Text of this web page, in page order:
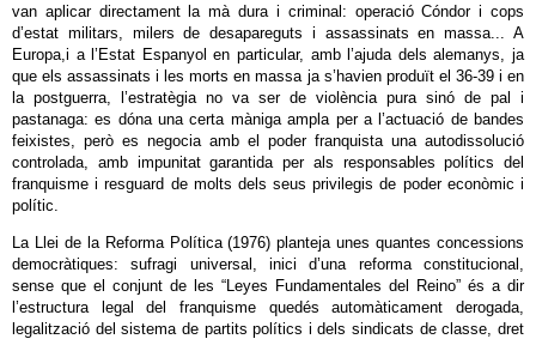
van aplicar directament la mà dura i criminal: operació Cóndor i cops
d’estat militars, milers de desapareguts i assassinats en massa... A
Europa,i a l’Estat Espanyol en particular, amb l’ajuda dels alemanys, ja
que els assassinats i les morts en massa ja s’havien produït el 36-39 i en
la postguerra, l’estratègia no va ser de violència pura sinó de pal i
pastanaga: es dóna una certa màniga ampla per a l’actuació de bandes
feixistes, però es negocia amb el poder franquista una autodissolució
controlada, amb impunitat garantida per als responsables polítics del
franquisme i resguard de molts dels seus privilegis de poder econòmic i
polític.
La Llei de la Reforma Política (1976) planteja unes quantes concessions
democràtiques: sufragi universal, inici d’una reforma constitucional,
sense que el conjunt de les “Leyes Fundamentales del Reino” és a dir
l’estructura legal del franquisme quedés automàticament derogada,
legalització del sistema de partits polítics i dels sindicats de classe, dret